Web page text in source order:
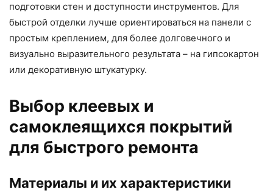
подготовки стен и доступности инструментов. Для
быстрой отделки лучше ориентироваться на панели с
простым креплением, для более долговечного и
визуально выразительного результата – на гипсокартон
или декоративную штукатурку.
Выбор клеевых и
самоклеящихся покрытий
для быстрого ремонта
Материалы и их характеристики